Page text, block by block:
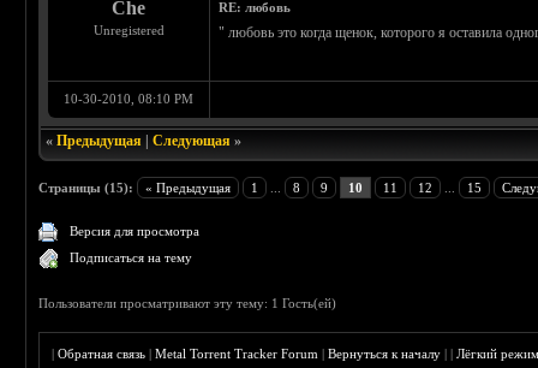
Che
Unregistered
RE: любовь
" любовь это когда щенок, которого я оставила
10-30-2010, 08:10 PM
«Предыдущая |Следующая »
Страницы (15): « Предыдущая 1 8 9 10 11 12 15
Версия для просмотра
Подписаться на тему
Пользователи просматривают эту тему: 1 Гость(ей)
|Обратная связь |Metal Torrent Tracker Forum |Вернуться к началу ||Лёгкий